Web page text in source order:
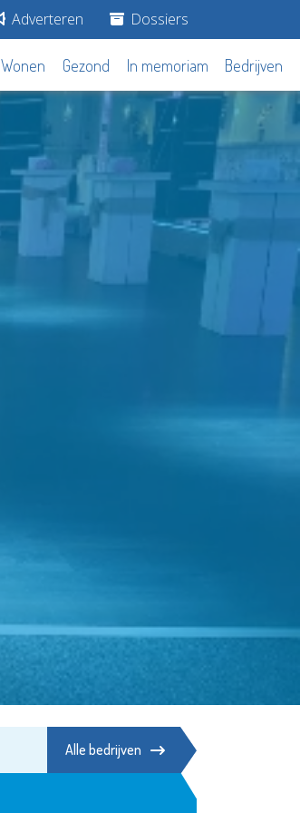
Adverteren Dossiers
Wonen Gezond In memoriam Bedrijven
Alle bedrijven